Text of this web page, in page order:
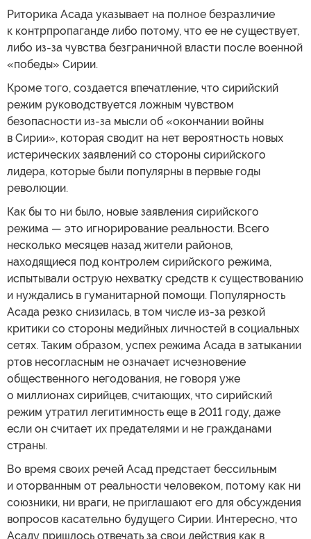
Риторика Асада указывает на полное безразличие
к контрпропаганде либо потому, что ее не существует,
либо из-за чувства безграничной власти после военной
«победы» Сирии.
Кроме того, создается впечатление, что сирийский
режим руководствуется ложным чувством
безопасности из-за мысли об «окончании войны
в Сирии», которая сводит на нет вероятность новых
истерических заявлений со стороны сирийского
лидера, которые были популярны в первые годы
революции.
Как бы то ни было, новые заявления сирийского
режима — это игнорирование реальности. Всего
несколько месяцев назад жители районов,
находящиеся под контролем сирийского режима,
испытывали острую нехватку средств к существованию
и нуждались в гуманитарной помощи. Популярность
Асада резко снизилась, в том числе из-за резкой
критики со стороны медийных личностей в социальных
сетях. Таким образом, успех режима Асада в затыкании
ртов несогласным не означает исчезновение
общественного негодования, не говоря уже
о миллионах сирийцев, считающих, что сирийский
режим утратил легитимность еще в 2011 году, даже
если он считает их предателями и не гражданами
страны.
Во время своих речей Асад предстает бессильным
и оторванным от реальности человеком, потому как ни
союзники, ни враги, не приглашают его для обсуждения
вопросов касательно будущего Сирии. Интересно, что
Асаду пришлось отвечать за свои действия как в